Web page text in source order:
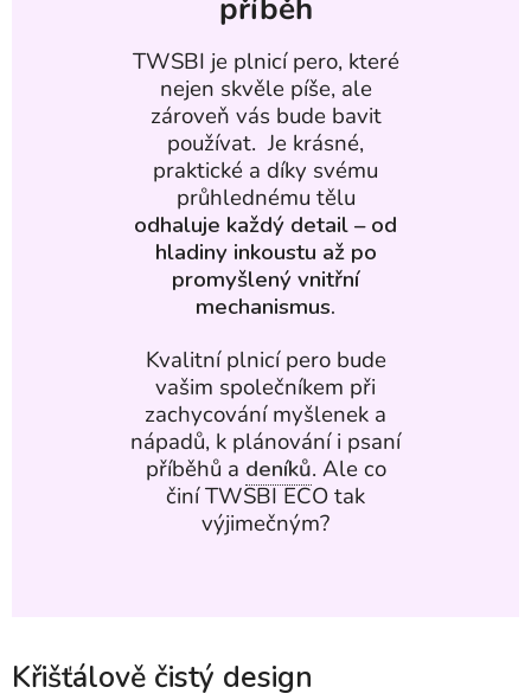
příběh
TWSBI je plnicí pero, které
nejen skvěle píše, ale
zároveň vás bude bavit
používat. Je krásné,
praktické a díky svému
průhlednému tělu
odhaluje každý detail – od
hladiny inkoustu až po
promyšlený vnitřní
mechanismus.
Kvalitní plnicí pero bude
vašim společníkem při
zachycování myšlenek a
nápadů, k plánování i psaní
příběhů a deníků. Ale co
činí TWSBI ECO tak
výjimečným?
Křišťálově čistý design